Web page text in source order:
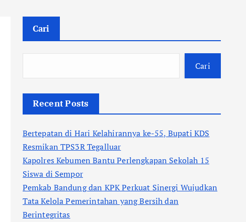
Cari
Cari
Recent Posts
Bertepatan di Hari Kelahirannya ke-55, Bupati KDS
Resmikan TPS3R Tegalluar
Kapolres Kebumen Bantu Perlengkapan Sekolah 15
Siswa di Sempor
Pemkab Bandung dan KPK Perkuat Sinergi Wujudkan
Tata Kelola Pemerintahan yang Bersih dan
Berintegritas